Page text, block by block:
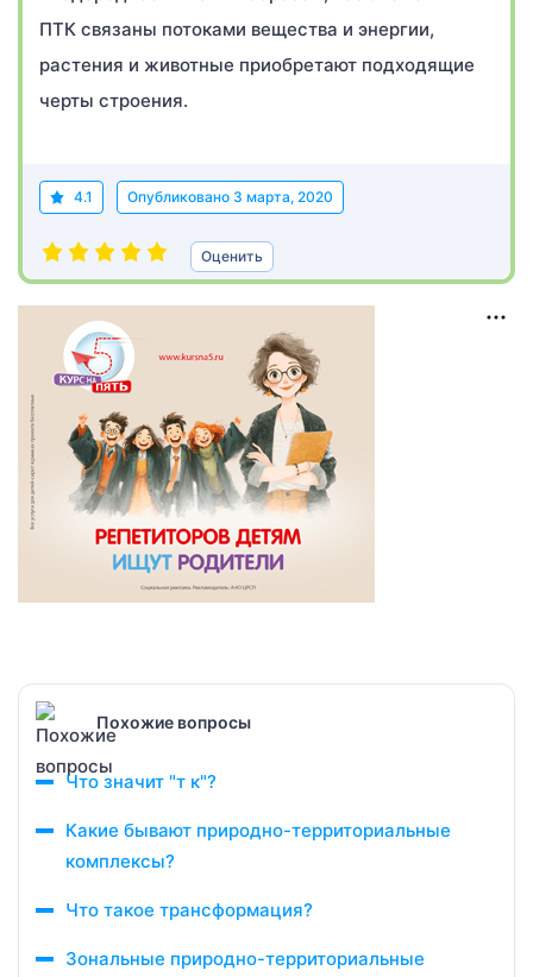
ПТК связаны потоками вещества и энергии,
растения и животные приобретают подходящие
черты строения.
4.1 Опубликовано 3 марта, 2020
Оценить
Похожие вопросы
Что значит "т к"?
Какие бывают природно-территориальные
комплексы?
Что такое трансформация?
Зональные природно-территориальные